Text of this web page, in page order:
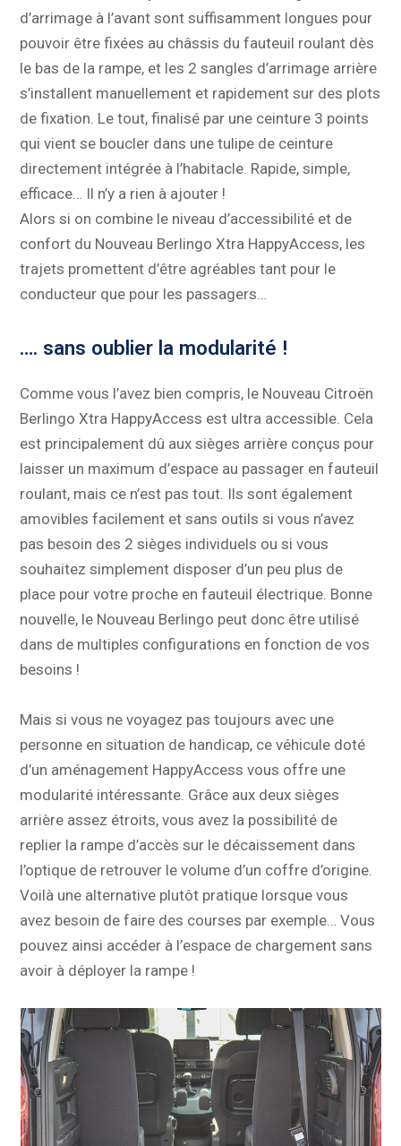
d’arrimage à l’avant sont suffisamment longues pour
pouvoir être fixées au châssis du fauteuil roulant dès
le bas de la rampe, et les 2 sangles d’arrimage arrière
s’installent manuellement et rapidement sur des plots
de fixation. Le tout, finalisé par une ceinture 3 points
qui vient se boucler dans une tulipe de ceinture
directement intégrée à l’habitacle. Rapide, simple,
efficace… Il n’y a rien à ajouter !
Alors si on combine le niveau d’accessibilité et de
confort du Nouveau Berlingo Xtra HappyAccess, les
trajets promettent d’être agréables tant pour le
conducteur que pour les passagers…
…. sans oublier la modularité !
Comme vous l’avez bien compris, le Nouveau Citroën
Berlingo Xtra HappyAccess est ultra accessible. Cela
est principalement dû aux sièges arrière conçus pour
laisser un maximum d’espace au passager en fauteuil
roulant, mais ce n’est pas tout. Ils sont également
amovibles facilement et sans outils si vous n’avez
pas besoin des 2 sièges individuels ou si vous
souhaitez simplement disposer d’un peu plus de
place pour votre proche en fauteuil électrique. Bonne
nouvelle, le Nouveau Berlingo peut donc être utilisé
dans de multiples configurations en fonction de vos
besoins !
Mais si vous ne voyagez pas toujours avec une
personne en situation de handicap, ce véhicule doté
d’un aménagement HappyAccess vous offre une
modularité intéressante. Grâce aux deux sièges
arrière assez étroits, vous avez la possibilité de
replier la rampe d’accès sur le décaissement dans
l’optique de retrouver le volume d’un coffre d’origine.
Voilà une alternative plutôt pratique lorsque vous
avez besoin de faire des courses par exemple… Vous
pouvez ainsi accéder à l’espace de chargement sans
avoir à déployer la rampe !